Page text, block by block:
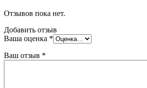
Отзывов пока нет.
Добавить отзыв
Ваша оценка *
Ваш отзыв *